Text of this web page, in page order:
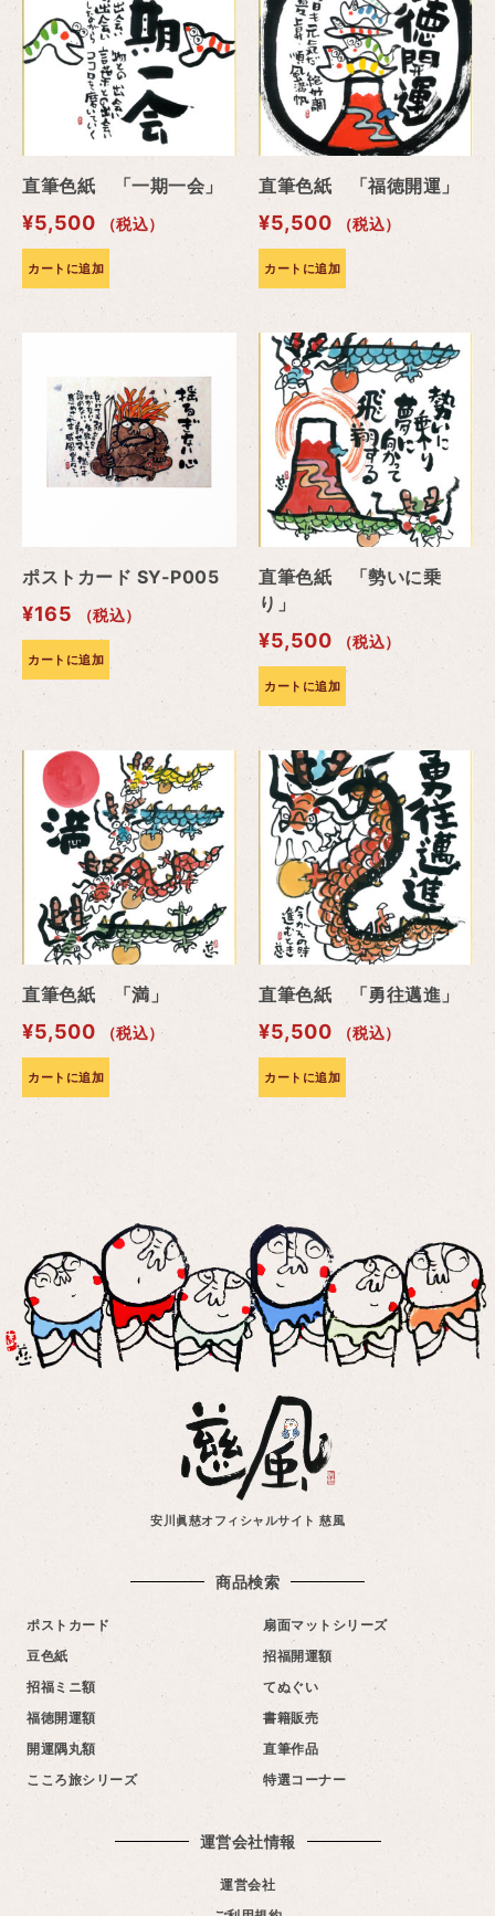
直筆色紙 「一期一会」
¥5,500 （税込）
カートに追加
直筆色紙 「福徳開運」
¥5,500 （税込）
カートに追加
ポストカード SY-P005
¥165 （税込）
カートに追加
直筆色紙 「勢いに乗
り」
¥5,500 （税込）
カートに追加
直筆色紙 「満」
¥5,500 （税込）
カートに追加
直筆色紙 「勇往邁進」
¥5,500 （税込）
カートに追加
安川眞慈オフィシャルサイト 慈風
商品検索
ポストカード
豆色紙
招福ミニ額
福徳開運額
開運隅丸額
こころ旅シリーズ
扇面マットシリーズ
招福開運額
てぬぐい
書籍販売
直筆作品
特選コーナー
運営会社情報​
運営会社